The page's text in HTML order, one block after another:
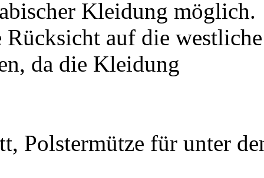
Kleidung möglich.
auf die westliche
da die Kleidung
Polstermütze für unter